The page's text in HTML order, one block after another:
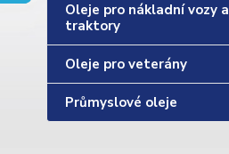
Oleje pro nákladní vozy a
traktory
Oleje pro veterány
Průmyslové oleje